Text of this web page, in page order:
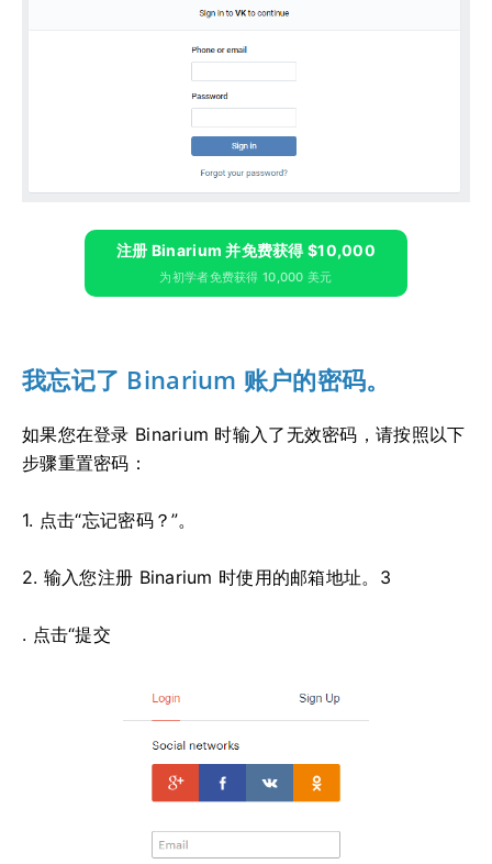
注册 Binarium 并免费获得 $10,000
为初学者免费获得 10,000 美元
我忘记了 Binarium 账户的密码。
如果您在登录 Binarium 时输入了无效密码，请按照以下
步骤重置密码：
1. 点击“忘记密码？”。
2. 输入您注册 Binarium 时使用的邮箱地址。3
. 点击“提交